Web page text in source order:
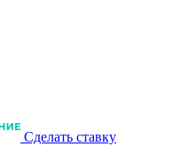
Сделать ставку